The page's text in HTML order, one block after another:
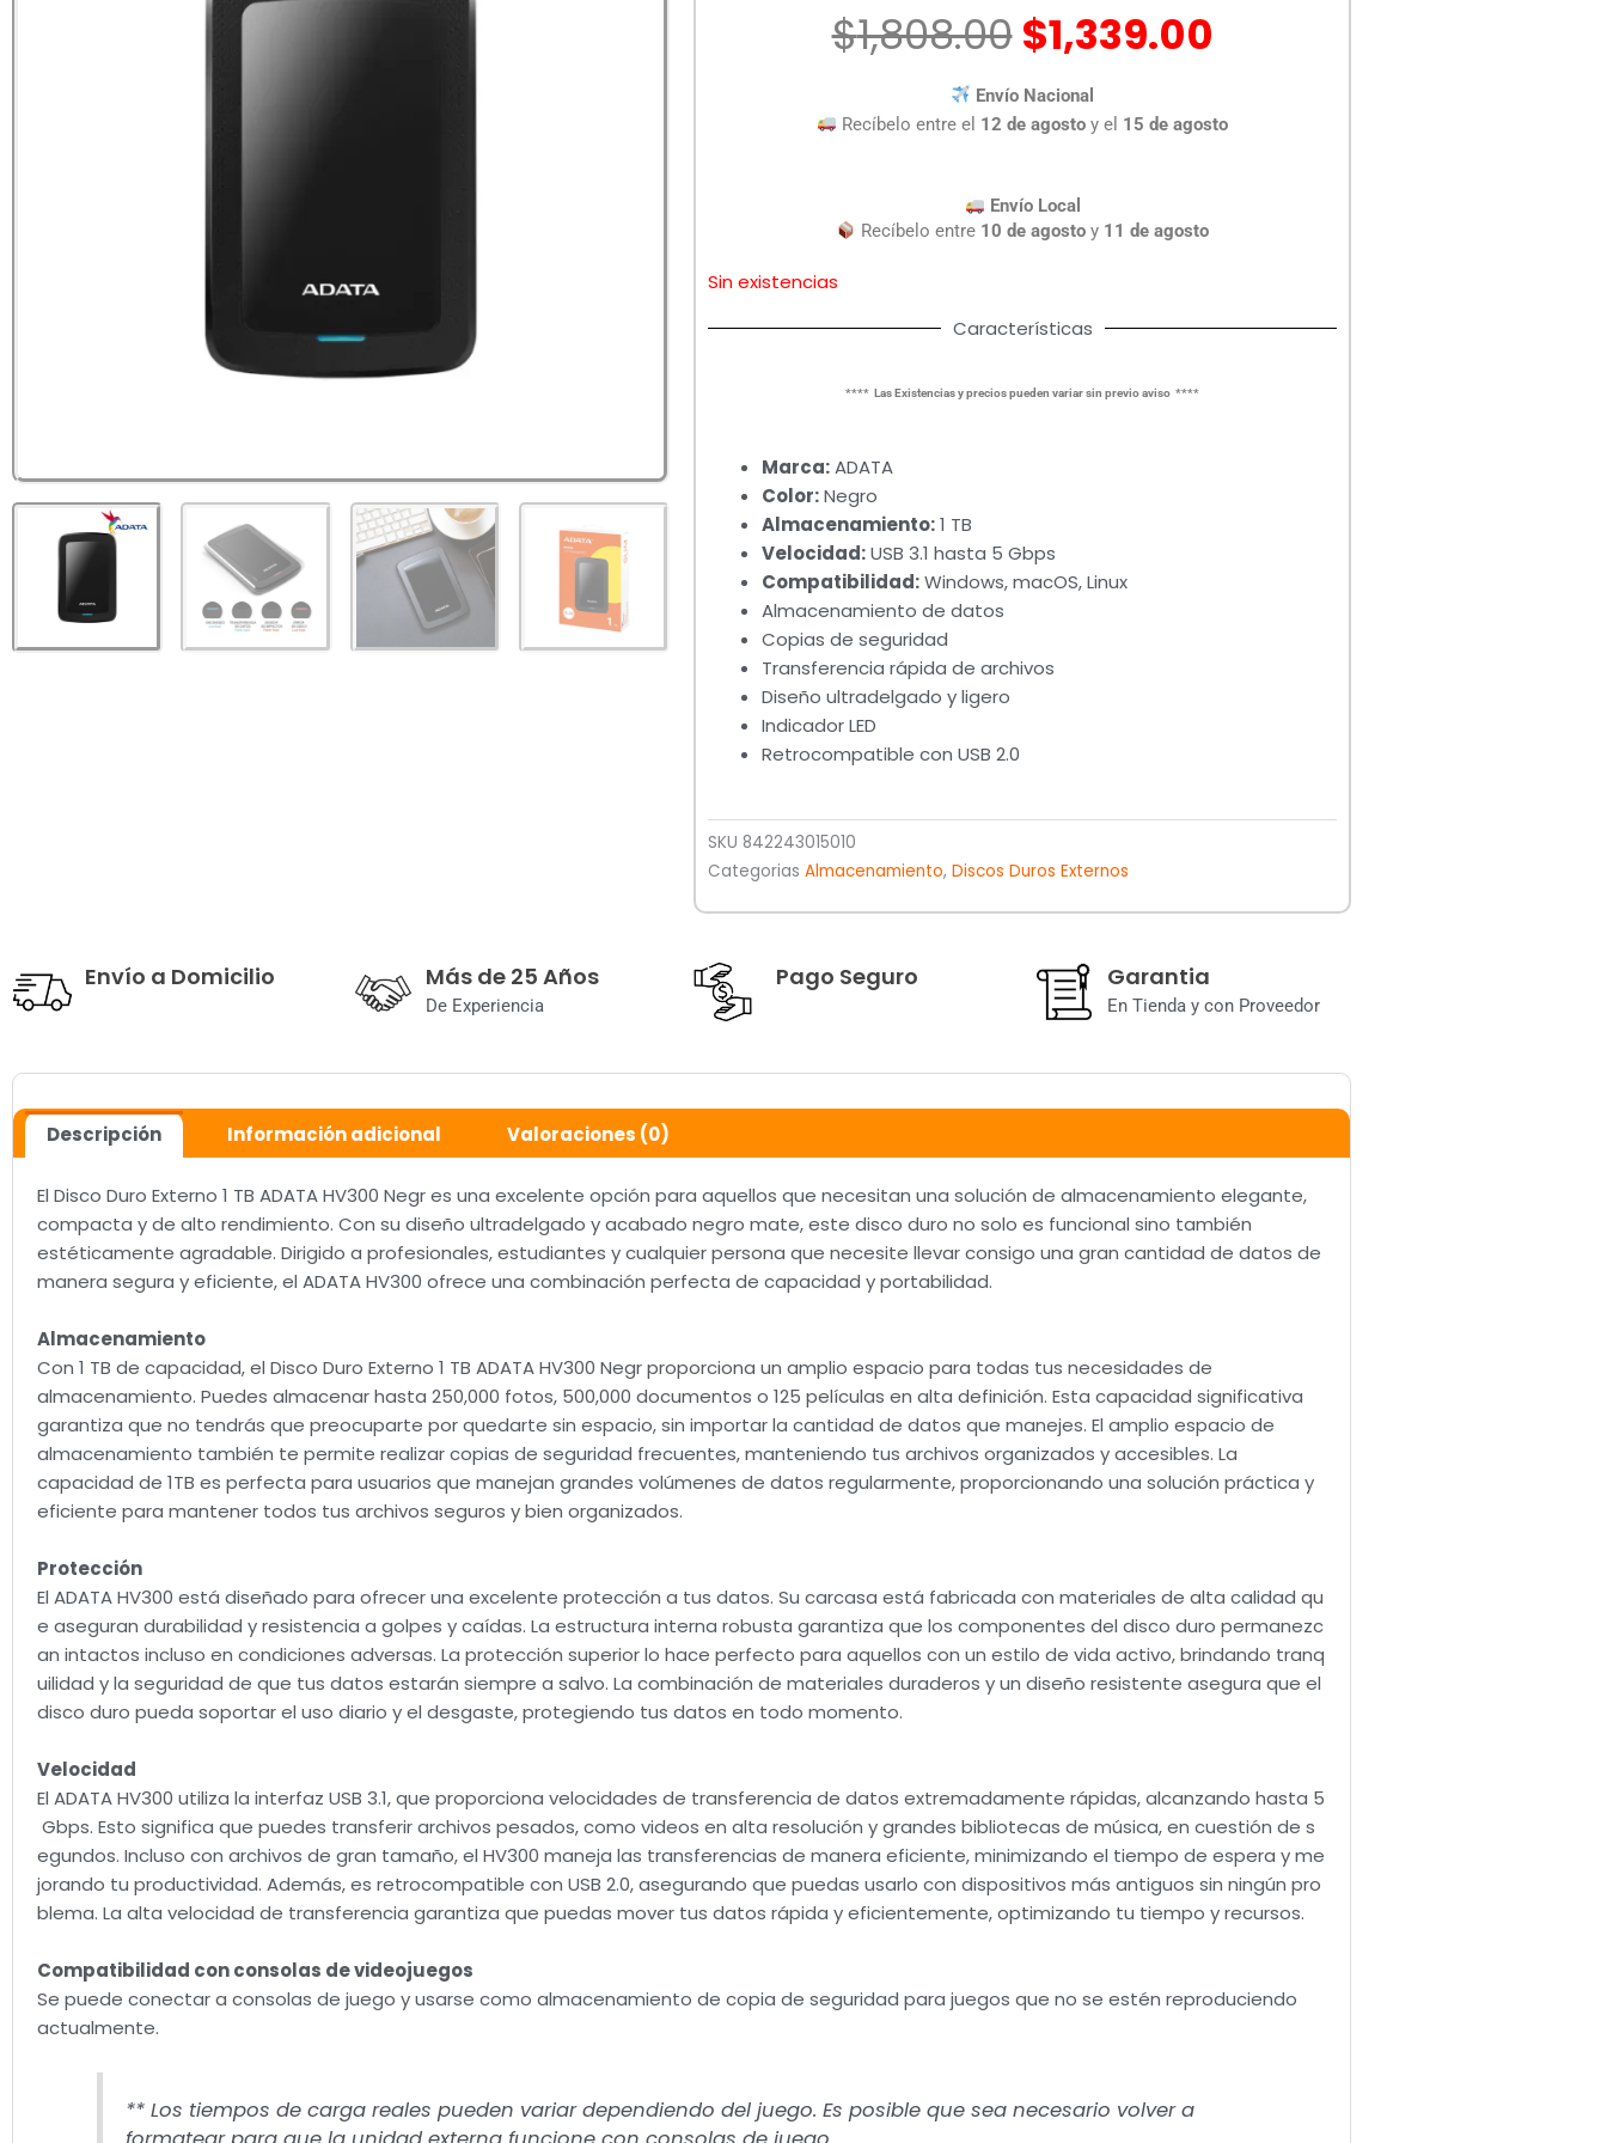
$1,808.00El
precio
original
era:
$1,808.00.
$1,339.00
es:
$1,339.00.
Envío Nacional
Recíbelo entre el 12 de agosto y el 15 de agosto
Envío Local
Recíbelo entre 10 de agosto y 11 de agosto
Sin existencias
Características
**** Las Existencias y precios pueden variar sin previo aviso ****
Marca:ADATA
Color:Negro
Almacenamiento:1 TB
Velocidad:USB 3.1 hasta 5 Gbps
Compatibilidad:Windows, macOS, Linux
Almacenamiento de datos
Copias de seguridad
Transferencia rápida de archivos
Diseño ultradelgado y ligero
Indicador LED
Retrocompatible con USB 2.0
SKU 842243015010
Categorias Almacenamiento, Discos Duros Externos
Envío a Domicilio Más de 25 Años
De Experiencia
Pago Seguro Garantia
En Tienda y con Proveedor
Descripción Información adicional Valoraciones (0)
El Disco Duro Externo 1 TB ADATA HV300 Negr es una excelente opción para aquellos que necesitan una solución de almacenamiento elegante,
compacta y de alto rendimiento. Con su diseño ultradelgado y acabado negro mate, este disco duro no solo es funcional sino también
estéticamente agradable. Dirigido a profesionales, estudiantes y cualquier persona que necesite llevar consigo una gran cantidad de datos de
manera segura y eficiente, el ADATA HV300 ofrece una combinación perfecta de capacidad y portabilidad.
Almacenamiento
Con 1 TB de capacidad, el Disco Duro Externo 1 TB ADATA HV300 Negr proporciona un amplio espacio para todas tus necesidades de
almacenamiento. Puedes almacenar hasta 250,000 fotos, 500,000 documentos o 125 películas en alta definición. Esta capacidad significativa
garantiza que no tendrás que preocuparte por quedarte sin espacio, sin importar la cantidad de datos que manejes. El amplio espacio de
almacenamiento también te permite realizar copias de seguridad frecuentes, manteniendo tus archivos organizados y accesibles. La
capacidad de 1TB es perfecta para usuarios que manejan grandes volúmenes de datos regularmente, proporcionando una solución práctica y
eficiente para mantener todos tus archivos seguros y bien organizados.
Protección
El ADATA HV300 está diseñado para ofrecer una excelente protección a tus datos. Su carcasa está fabricada con materiales de alta calidad qu
e aseguran durabilidad y resistencia a golpes y caídas. La estructura interna robusta garantiza que los componentes del disco duro permanezc
an intactos incluso en condiciones adversas. La protección superior lo hace perfecto para aquellos con un estilo de vida activo, brindando tranq
uilidad y la seguridad de que tus datos estarán siempre a salvo. La combinación de materiales duraderos y un diseño resistente asegura que el
disco duro pueda soportar el uso diario y el desgaste, protegiendo tus datos en todo momento.
Velocidad
El ADATA HV300 utiliza la interfaz USB 3.1, que proporciona velocidades de transferencia de datos extremadamente rápidas, alcanzando hasta 5
Gbps. Esto significa que puedes transferir archivos pesados, como videos en alta resolución y grandes bibliotecas de música, en cuestión de s
egundos. Incluso con archivos de gran tamaño, el HV300 maneja las transferencias de manera eficiente, minimizando el tiempo de espera y me
jorando tu productividad. Además, es retrocompatible con USB 2.0, asegurando que puedas usarlo con dispositivos más antiguos sin ningún pro
blema. La alta velocidad de transferencia garantiza que puedas mover tus datos rápida y eficientemente, optimizando tu tiempo y recursos.
Compatibilidad con consolas de videojuegos
Se puede conectar a consolas de juego y usarse como almacenamiento de copia de seguridad para juegos que no se estén reproduciendo
actualmente.
** Los tiempos de carga reales pueden variar dependiendo del juego. Es posible que sea necesario volver a